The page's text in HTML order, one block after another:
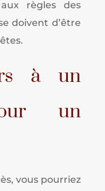
règles des
doivent d’être
à un
un
vous pourriez